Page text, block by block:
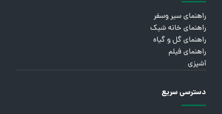
راهنمای سیر وسفر
راهنمای خانه شیک
راهنمای گل و گیاه
راهنمای فیلم
آشپزی
دسترسی سریع